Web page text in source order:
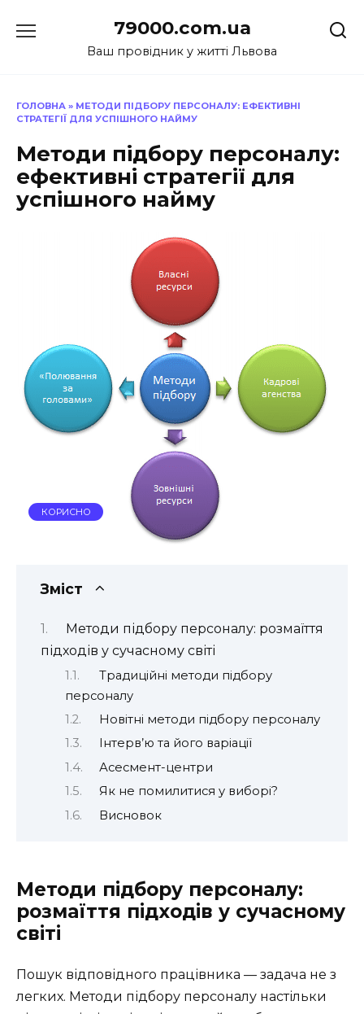
до
79000.com.ua
Ваш провідник у житті Львова
ГОЛОВНА » МЕТОДИ ПІДБОРУ ПЕРСОНАЛУ: ЕФЕКТИВНІ
СТРАТЕГІЇ ДЛЯ УСПІШНОГО НАЙМУ
Методи підбору персоналу:
ефективні стратегії для
успішного найму
КОРИСНО
Зміст
Методи підбору персоналу: розмаїття
підходів у сучасному світі
Традиційні методи підбору
персоналу
Новітні методи підбору персоналу
Інтерв’ю та його варіації
Асесмент-центри
Як не помилитися у виборі?
Висновок
Методи підбору персоналу:
розмаїття підходів у сучасному
світі
Пошук відповідного працівника — задача не з
легких. Методи підбору персоналу настільки